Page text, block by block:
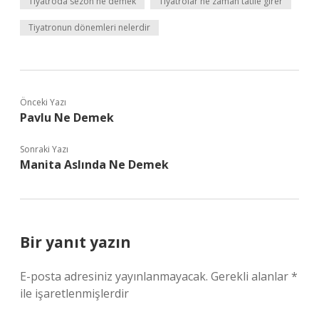
Tiyatronun dönemleri nelerdir
Önceki Yazı
Pavlu Ne Demek
Sonraki Yazı
Manita Aslında Ne Demek
Bir yanıt yazın
E-posta adresiniz yayınlanmayacak. Gerekli alanlar*
ile işaretlenmişlerdir